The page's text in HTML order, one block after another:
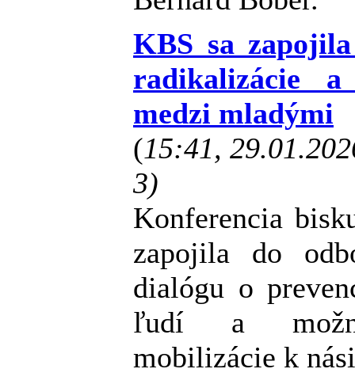
KBS sa
radikalizácie
medzi mladými
(15:41,
3)
Konferencia
zapojila do
dialógu o
ľudí a
mobilizácie k